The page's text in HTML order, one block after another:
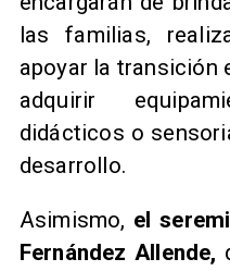
las familias,
apoyar la transición
adquirir
didácticos o
desarrollo.
Asimismo, el
Fernández Allende,